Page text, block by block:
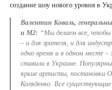
создание шоу нового уровня в
Валентин Коваль,
и М2: “Мы делаем все,
– и для зрителя, и для
одно время и в одном месте –
ставили в Украине.
яркие артисты, постановки
Коляденко. Все